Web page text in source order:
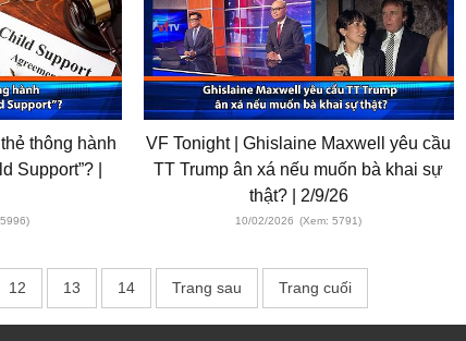
thông hành
Support”? |
VF Tonight | Ghislaine Maxwell yêu cầu
TT Trump ân xá nếu muốn bà khai sự
thật? | 2/9/26
10/02/2026 (Xem: 5791)
12 13 14 Trang sau Trang cuối